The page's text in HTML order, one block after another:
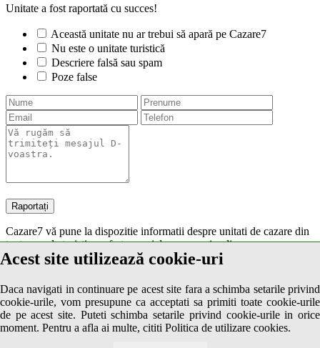
Acest site utilizează cookie-uri
Daca navigati in continuare pe acest site fara a schimba setarile privind
cookie-urile, vom presupune ca acceptati sa primiti toate cookie-urile
de pe acest site. Puteti schimba setarile privind cookie-urile in orice
moment. Pentru a afla ai multe, cititi Politica de utilizare cookies.
Unitate a fost raportată cu succes!
Această unitate nu ar trebui să apară pe Cazare7
Nu este o unitate turistică
Descriere falsă sau spam
Poze false
Cazare7 vă pune la dispozitie informatii despre unitati de cazare din
toate zonele turistice, oferte speciale, rezervari online.
Utilizand acest serviciu inseamna ca sunteti de acord cu
© 2026 Cazare7. Toate drepturile rezervate.